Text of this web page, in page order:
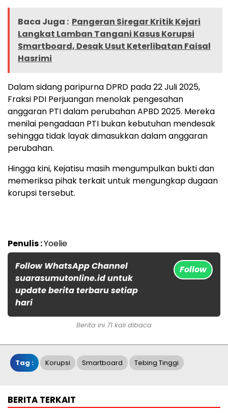
Baca Juga : Pangeran Siregar Kritik Kejari
Langkat Lamban Tangani Kasus Korupsi
Smartboard, Desak Usut Keterlibatan Faisal
Hasrimi
Dalam sidang paripurna DPRD pada 22 Juli 2025,
Fraksi PDI Perjuangan menolak pengesahan
anggaran PTI dalam perubahan APBD 2025. Mereka
menilai pengadaan PTI bukan kebutuhan mendesak
sehingga tidak layak dimasukkan dalam anggaran
perubahan.
Hingga kini, Kejatisu masih mengumpulkan bukti dan
memeriksa pihak terkait untuk mengungkap dugaan
korupsi tersebut.
Penulis :Yoelie
Follow WhatsApp Channel
suarasumutonline.id untuk
update berita terbaru setiap
hari
Follow
Berita ini 71 kali dibaca
Tag : Korupsi Smartboard Tebing Tinggi
BERITA TERKAIT